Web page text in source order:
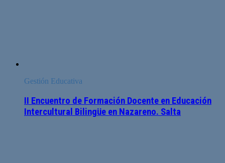
Gestión Educativa
II Encuentro de Formación Docente en Educación
Intercultural Bilingüe en Nazareno. Salta